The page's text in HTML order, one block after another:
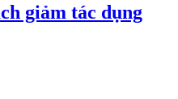
giảm tác dụng